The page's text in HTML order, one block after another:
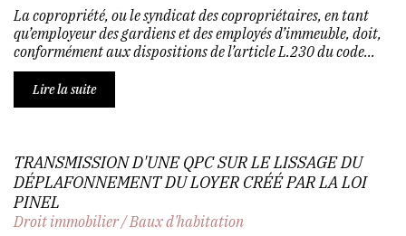
La copropriété, ou le syndicat des copropriétaires, en tant
qu’employeur des gardiens et des employés d’immeuble, doit,
conformément aux dispositions de l’article L.230 du code...
Lire la suite
TRANSMISSION D'UNE QPC SUR LE LISSAGE DU
DÉPLAFONNEMENT DU LOYER CRÉÉ PAR LA LOI
PINEL
Droit immobilier/Baux d'habitation